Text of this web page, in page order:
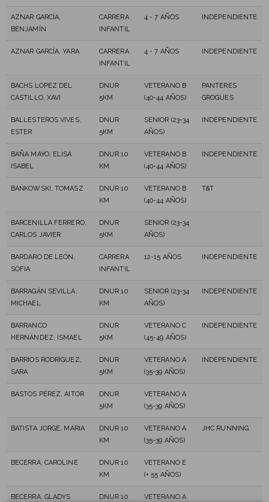
AZNAR GARCÍA,
BENJAMÍN
CARRERA
INFANTIL
4 - 7 AÑOS INDEPENDIENTE
AZNAR GARCÍA, YARA
CARRERA
INFANTIL
4 - 7 AÑOS INDEPENDIENTE
BACHS LOPEZ DEL
CASTILLO, XAVI
DNUR
5KM
VETERANO B
(40-44 AÑOS)
PANTERES
GROGUES
BALLESTEROS VIVES,
ESTER
DNUR
5KM
SENIOR (23-34
AÑOS)
INDEPENDIENTE
BAÑA MAYO, ELISA
ISABEL
DNUR 10
KM
VETERANO B
(40-44 AÑOS)
INDEPENDIENTE
BAŃKOWSKI, TOMASZ
DNUR 10
KM
VETERANO B
(40-44 AÑOS)
T&T
BARCENILLA FERRERO,
CARLOS JAVIER
DNUR
5KM
SENIOR (23-34
AÑOS)
BARDARO DE LEÓN,
SOFIA
CARRERA
INFANTIL
12-15 AÑOS INDEPENDIENTE
BARRAGÁN SEVILLA,
MICHAEL
DNUR 10
KM
SENIOR (23-34
AÑOS)
INDEPENDIENTE
BARRANCO
HERNÁNDEZ, ISMAEL
DNUR
5KM
VETERANO C
(45-49 AÑOS)
INDEPENDIENTE
BARRIOS RODRIGUEZ,
SARA
DNUR
5KM
VETERANO A
(35-39 AÑOS)
INDEPENDIENTE
BASTOS PÉREZ, AITOR
DNUR
5KM
VETERANO A
(35-39 AÑOS)
BATISTA JORGE, MARIA
DNUR 10
KM
VETERANO A
(35-39 AÑOS)
JHC RUNNING
BECERRA, CAROLINE
DNUR 10
KM
VETERANO E
(+ 55 AÑOS)
BECERRA, GLADYS
DNUR 10
VETERANO A